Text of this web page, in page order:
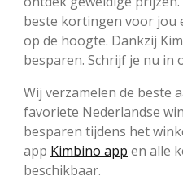
beste kortingen voor jou
op de hoogte. Dankzij
besparen. Schrijf je nu in
Wij verzamelen de beste
favoriete Nederlandse
besparen tijdens het
app Kimbino app en alle
beschikbaar.